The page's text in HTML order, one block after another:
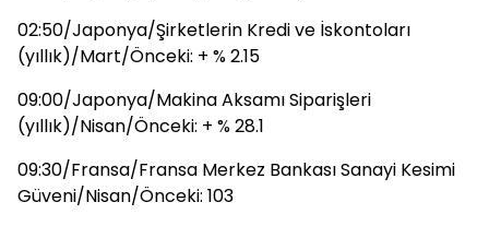
02:50/Japonya/Şirketlerin Kredi ve İskontoları
(yıllık)/Mart/Önceki: + % 2.15
09:00/Japonya/Makina Aksamı Siparişleri
(yıllık)/Nisan/Önceki: + % 28.1
09:30/Fransa/Fransa Merkez Bankası Sanayi Kesimi
Güveni/Nisan/Önceki: 103